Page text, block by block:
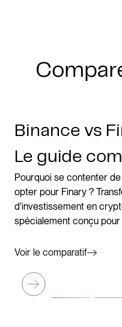
Binance vs
Le guide
Pourquoi se contenter
opter pour Finary ?
d'investissement en
spécialement conçu
Voir le comparatif